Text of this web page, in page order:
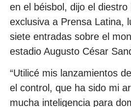
en el béisbol, dijo el diestro
exclusiva a Prensa Latina,
siete entradas sobre el
estadio Augusto César
“Utilicé mis lanzamientos
el control, que ha sido mi
mucha inteligencia para